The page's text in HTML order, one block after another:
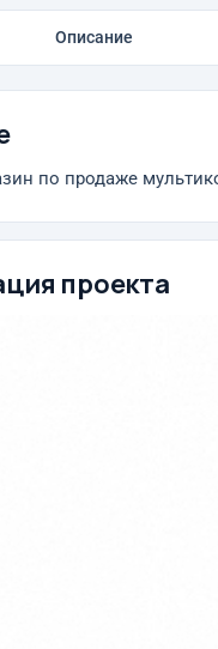
Описание
по продаже
проекта